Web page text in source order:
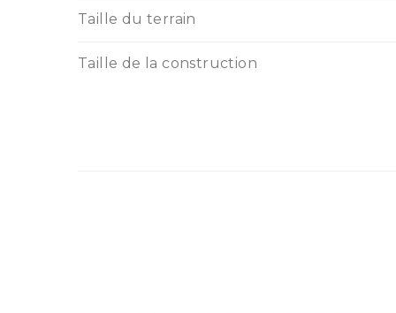
Taille du terrain
Taille de la construction